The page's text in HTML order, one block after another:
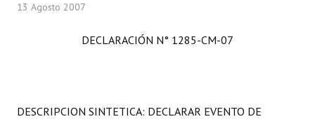
Comisiones Permanentes
Comisiones Especiales
13 Agosto 2007
DECLARACIÓN N° 1285-CM-07
DESCRIPCION SINTETICA: DECLARAR EVENTO DE